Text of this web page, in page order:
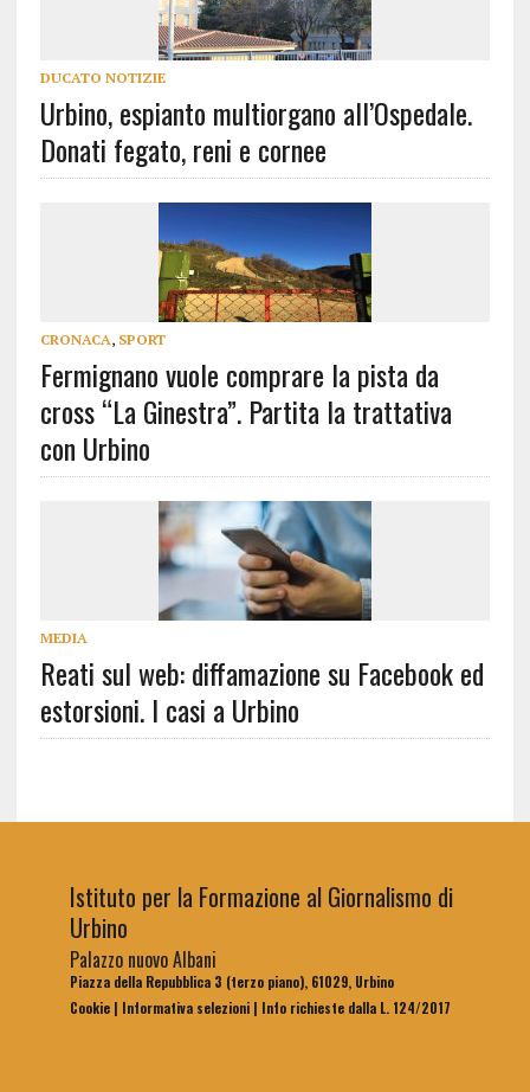
DUCATO NOTIZIE
Urbino, espianto multiorgano all’Ospedale.
Donati fegato, reni e cornee
CRONACA, SPORT
Fermignano vuole comprare la pista da
cross “La Ginestra”. Partita la trattativa
con Urbino
MEDIA
Reati sul web: diffamazione su Facebook ed
estorsioni. I casi a Urbino
Istituto per la Formazione al Giornalismo di
Urbino
Palazzo nuovo Albani
Piazza della Repubblica 3 (terzo piano), 61029, Urbino
Cookie| Informativa selezioni| Info richieste dalla L. 124/2017